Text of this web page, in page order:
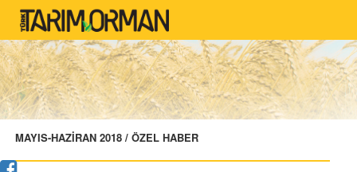
MAYIS-HAZİRAN 2018 / ÖZEL HABER